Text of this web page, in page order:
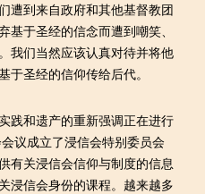
遭到来自政府和其他基督教团
于圣经的信念而遭到嘲笑、
我们当然应该认真对待并将他
于圣经的信仰传给后代。
践和遗产的重新强调正在进行
议成立了浸信会特别委员会
有关浸信会信仰与制度的信息
浸信会身份的课程。越来越多